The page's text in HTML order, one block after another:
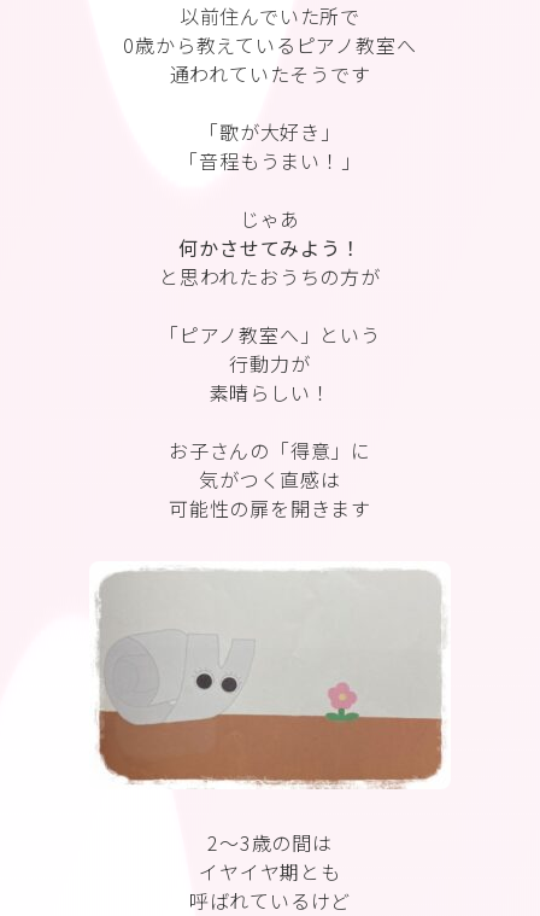
以前住んでいた所で
0歳から教えているピアノ教室へ
通われていたそうです
「歌が大好き」
「音程もうまい！」
じゃあ
何かさせてみよう！
と思われたおうちの方が
「ピアノ教室へ」という
行動力が
素晴らしい！
お子さんの「得意」に
気がつく直感は
可能性の扉を開きます
2〜3歳の間は
イヤイヤ期とも
呼ばれているけど